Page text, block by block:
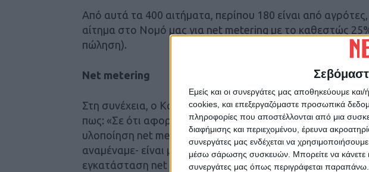
Εμείς και οι συνεργάτες μας αποθηκεύουμε
cookies, και επεξεργαζόμαστε προσωπικά
πληροφορίες που αποστέλλονται από μια
διαφήμισης και περιεχομένου, έρευνα
συνεργάτες μας ενδέχεται να
μέσω σάρωσης συσκευών. Μπορείτε να κάνετε
συνεργάτες μας όπως περιγράφεται
Από αυτά τα 400 αιτήματα, περίπου 180 είναι από
αίτημα στο Νομό μας για net metering με το καθεστώς
πώληση).
Νet metering
Στη συνέχεια, ο Καρδιτσιώτης Γενικός Γραμματέας του
πως: «Σε ότι αφορά την (δήθεν) προτεραιότητα που
υλοποίηση net metering, αυτή δεν αφορά σχεδόν κανένα
αναμέναμε- είναι μηδαμινοί οι αγρότες σε όλη την
εγκατάσταση net metering.